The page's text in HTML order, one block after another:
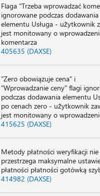
Flaga "Trzeba wprowadzać
ignorowane podczas dodawania
elementu Usługa - użytkownik
jest monitowany o
komentarza
405635 (DAXSE)
"Zero obowiązuje cena" i
"Wprowadzanie ceny" flagi
podczas dodawania elementu
po cenach zero - użytkownik
jest monitowany o
415625 (DAXSE)
Metody płatności weryfikacji nie
przestrzega maksymalne
płatności płatności gotówką
414982 (DAXSE)